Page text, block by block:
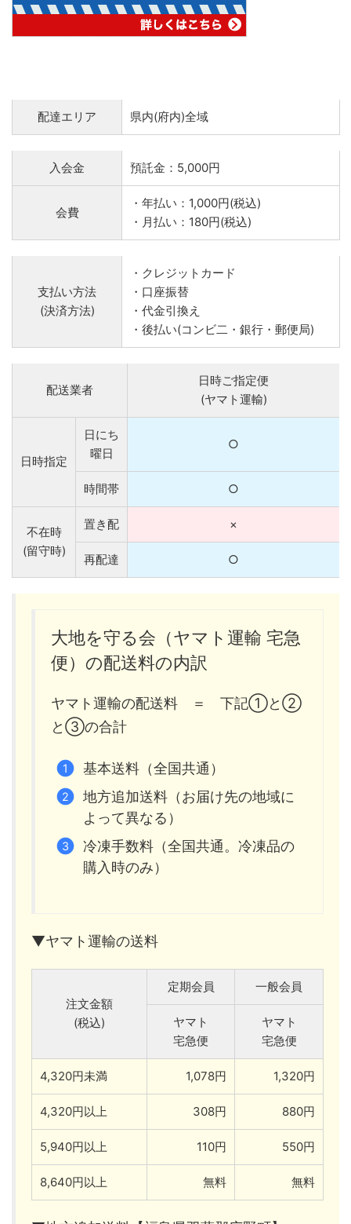
配達エリア 県内(府内)全域
入会金 預託金：5,000円
会費
・年払い：1,000円(税込)
・月払い：180円(税込)
支払い方法
(決済方法)
・クレジットカード
・口座振替
・代金引換え
・後払い(コンビ二・銀行・郵便局)
配送業者
日時ご指定便
(ヤマト運輸)
日時指定
日にち
曜日
○
時間帯 ○
不在時
(留守時)
置き配 ×
再配達 ○
大地を守る会（ヤマト運輸 宅急
便）の配送料の内訳
ヤマト運輸の配送料 ＝ 下記①と②
と③の合計
基本送料（全国共通）
地方追加送料（お届け先の地域に
よって異なる）
冷凍手数料（全国共通。冷凍品の
購入時のみ）
▼ヤマト運輸の送料
注文金額
(税込)
定期会員 一般会員
ヤマト
宅急便
ヤマト
宅急便
4,320円未満 1,078円 1,320円
4,320円以上 308円 880円
5,940円以上 110円 550円
8,640円以上 無料 無料